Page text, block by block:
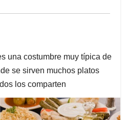
una costumbre muy típica de
se sirven muchos platos
los comparten